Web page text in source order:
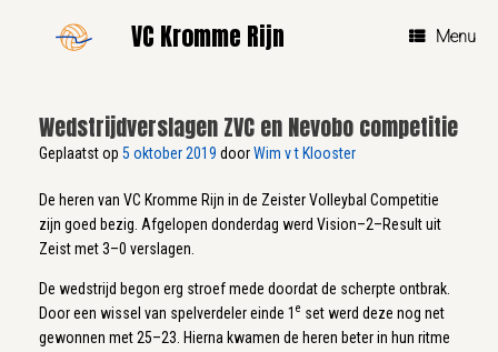
VC Kromme Rijn Menu
Wedstrijdverslagen ZVC en Nevobo competitie
Geplaatst op 5 oktober 2019 doorWim v t Klooster
De heren van VC Kromme Rijn in de Zeister Volleybal Competitie
zijn goed bezig. Afgelopen donderdag werd Vision–2–Result uit
Zeist met 3–0 verslagen.
De wedstrijd begon erg stroef mede doordat de scherpte ontbrak.
Door een wissel van spelverdeler einde 1 e set werd deze nog net
gewonnen met 25–23. Hierna kwamen de heren beter in hun ritme